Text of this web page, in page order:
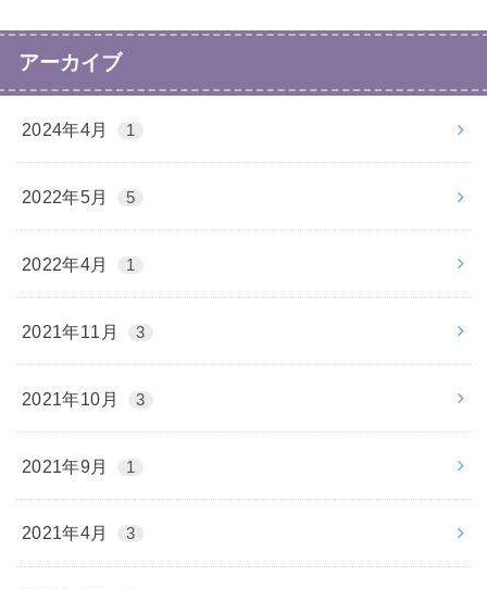
アーカイブ
2024年4月 1
2022年5月 5
2022年4月 1
2021年11月 3
2021年10月 3
2021年9月 1
2021年4月 3